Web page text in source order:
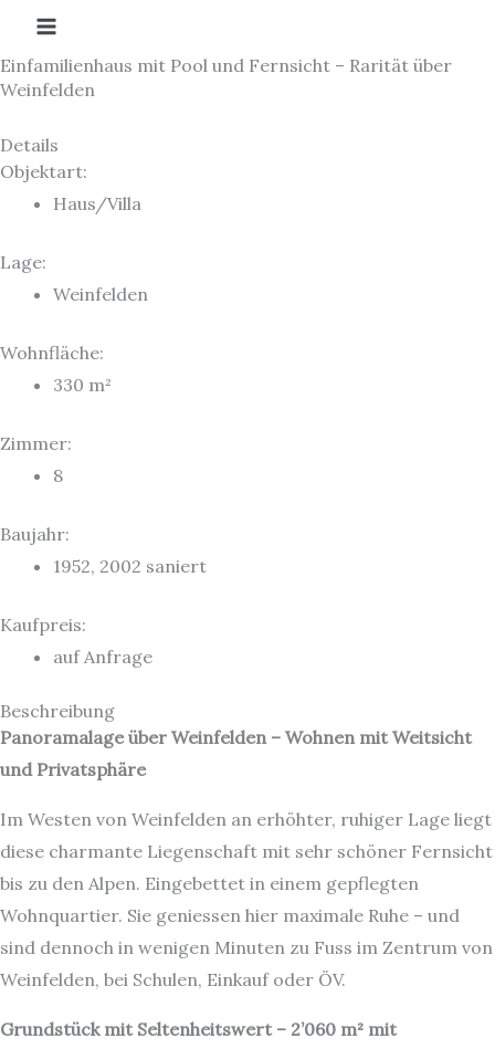
springen
Einfamilienhaus mit Pool und Fernsicht – Rarität über
Weinfelden
Details
Objektart:
Haus/Villa
Lage:
Weinfelden
Wohnfläche:
330 m²
Zimmer:
8
Baujahr:
1952, 2002 saniert
Kaufpreis:
auf Anfrage
Beschreibung
Panoramalage über Weinfelden – Wohnen mit Weitsicht
und Privatsphäre
Im Westen von Weinfelden an erhöhter, ruhiger Lage liegt
diese charmante Liegenschaft mit sehr schöner Fernsicht
bis zu den Alpen. Eingebettet in einem gepflegten
Wohnquartier. Sie geniessen hier maximale Ruhe – und
sind dennoch in wenigen Minuten zu Fuss im Zentrum von
Weinfelden, bei Schulen, Einkauf oder ÖV.
Grundstück mit Seltenheitswert – 2’060 m² mit